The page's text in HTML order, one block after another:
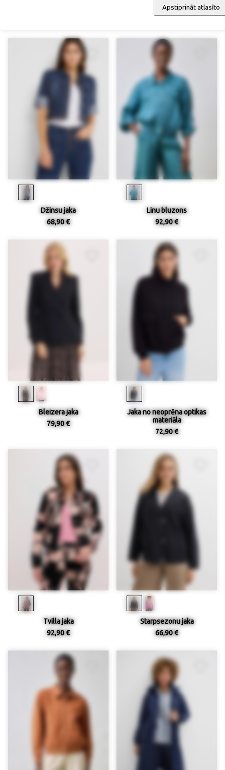
Īss trencis
Džinsu jaka
68,90 €
Linu bluzons
92,90 €
Bleizera jaka
79,90 €
Jaka no neoprēna optikas
materiāla
72,90 €
Tvilla jaka
92,90 €
Starpsezonu jaka
66,90 €
Apstiprināt atlasīto